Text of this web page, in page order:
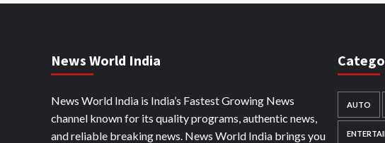
News World India
News World India is India’s Fastest Growing News
channel known for its quality programs, authentic news,
and reliable breaking news. News World India brings you
AUTO